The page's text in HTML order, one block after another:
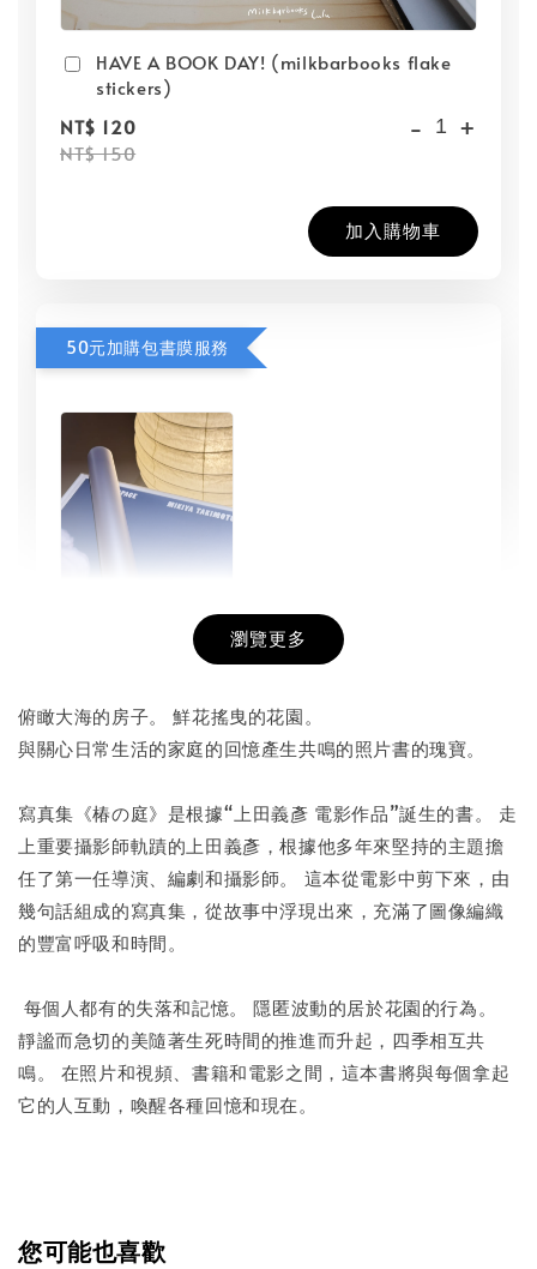
HAVE A BOOK DAY! (milkbarbooks flake
stickers)
NT$ 120
NT$ 150
- +
加入購物車
50元加購包書膜服務
NT$ 50
NT$ 100
- +
加入購物車
瀏覽更多
俯瞰大海的房子。 鮮花搖曳的花園。
與關心日常生活的家庭的回憶產生共鳴的照片書的瑰寶。
寫真集《椿の庭》是根據“上田義彥 電影作品”誕生的書。 走
上重要攝影師軌蹟的上田義彥，根據他多年來堅持的主題擔
任了第一任導演、編劇和攝影師。 這本從電影中剪下來，由
幾句話組成的寫真集，從故事中浮現出來，充滿了圖像編織
的豐富呼吸和時間。
每個人都有的失落和記憶。 隱匿波動的居於花園的行為。
靜謐而急切的美隨著生死時間的推進而升起，四季相互共
鳴。 在照片和視頻、書籍和電影之間，這本書將與每個拿起
它的人互動，喚醒各種回憶和現在。
您可能也喜歡